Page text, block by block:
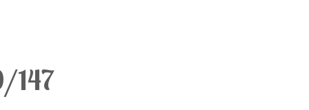
147